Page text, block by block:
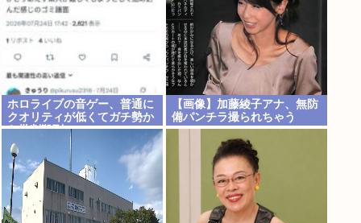
ホロライブの音ゲー、普通に
クオリティが低くてガチ勢か
ら批判殺到www
【画像】加藤綾子アナ、無防
備パンチラ撮られちゃう